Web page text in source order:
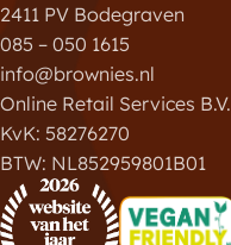
2411 PV Bodegraven
085 – 050 1615
info@brownies.nl
Online Retail Services B.V.
KvK: 58276270
BTW: NL852959801B01